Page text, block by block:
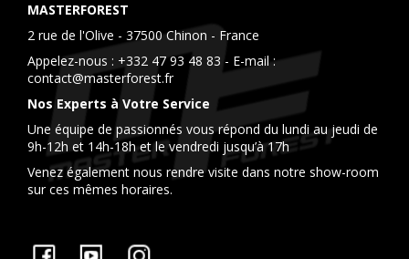
MASTERFOREST
2 rue de l'Olive - 37500 Chinon - France
Appelez-nous : +332 47 93 48 83 - E-mail :
contact@masterforest.fr
Nos Experts à Votre Service
Une équipe de passionnés vous répond du lundi au jeudi de
9h-12h et 14h-18h et le vendredi jusqu’à 17h
Venez également nous rendre visite dans notre show-room
sur ces mêmes horaires.
Facebook YouTube